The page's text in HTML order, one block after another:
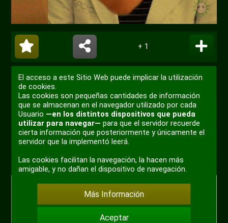
+ 1
Quedaron en un parque
eltitobarte hace 5 años
En el Piter Parque.
El acceso a este Sitio Web puede implicar la utilización
de cookies.
Las cookies son pequeñas cantidades de información
que se almacenan en el navegador utilizado por cada
Usuario —en los distintos dispositivos que pueda
utilizar para navegar— para que el servidor recuerde
cierta información que posteriormente y únicamente el
servidor que la implementó leerá.
Las cookies facilitan la navegación, la hacen más
amigable, y no dañan el dispositivo de navegación.
Más Información
Aceptar